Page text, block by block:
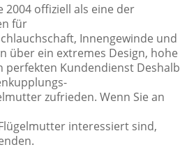
2004 offiziell als eine der
für
Innengewinde und
über ein extremes Design, hohe
perfekten Kundendienst Deshalb
zufrieden. Wenn Sie an
interessiert sind,